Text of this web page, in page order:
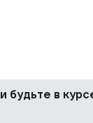
и будьте в